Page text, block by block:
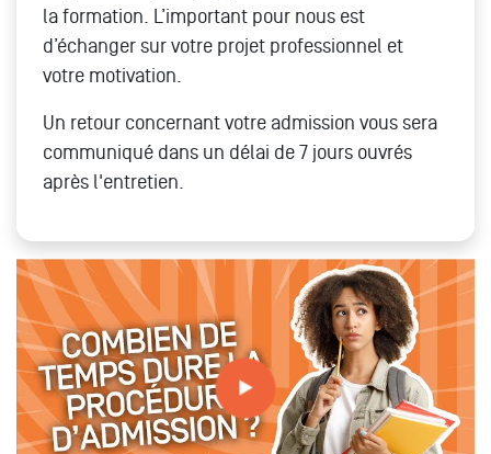
la formation. L’important pour nous est
d’échanger sur votre projet professionnel et
votre motivation.
Un retour concernant votre admission vous sera
communiqué dans un délai de 7 jours ouvrés
après l'entretien.
Combien de temps dure la procédure d'admission ? (on
t''explique)